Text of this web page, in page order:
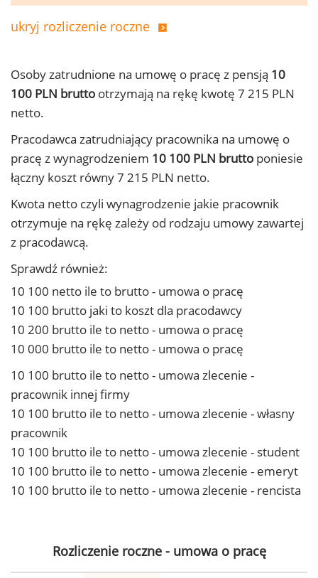
ukryj rozliczenie roczne
Osoby zatrudnione na umowę o pracę z pensją 10
100 PLN brutto otrzymają na rękę kwotę 7 215 PLN
netto.
Pracodawca zatrudniający pracownika na umowę o
pracę z wynagrodzeniem 10 100 PLN brutto poniesie
łączny koszt równy 7 215 PLN netto.
Kwota netto czyli wynagrodzenie jakie pracownik
otrzymuje na rękę zależy od rodzaju umowy zawartej
z pracodawcą.
Sprawdź również:
10 100 netto ile to brutto - umowa o pracę
10 100 brutto jaki to koszt dla pracodawcy
10 200 brutto ile to netto - umowa o pracę
10 000 brutto ile to netto - umowa o pracę
10 100 brutto ile to netto - umowa zlecenie -
pracownik innej firmy
10 100 brutto ile to netto - umowa zlecenie - własny
pracownik
10 100 brutto ile to netto - umowa zlecenie - student
10 100 brutto ile to netto - umowa zlecenie - emeryt
10 100 brutto ile to netto - umowa zlecenie - rencista
Rozliczenie roczne - umowa o pracę